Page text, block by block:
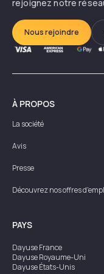
rejoignez notre
Nous rejoindre
À PROPOS
La société
Avis
Presse
Découvrez nos offres
PAYS
DayuseFrance
DayuseRoyaume-Uni
DayuseÉtats-Unis